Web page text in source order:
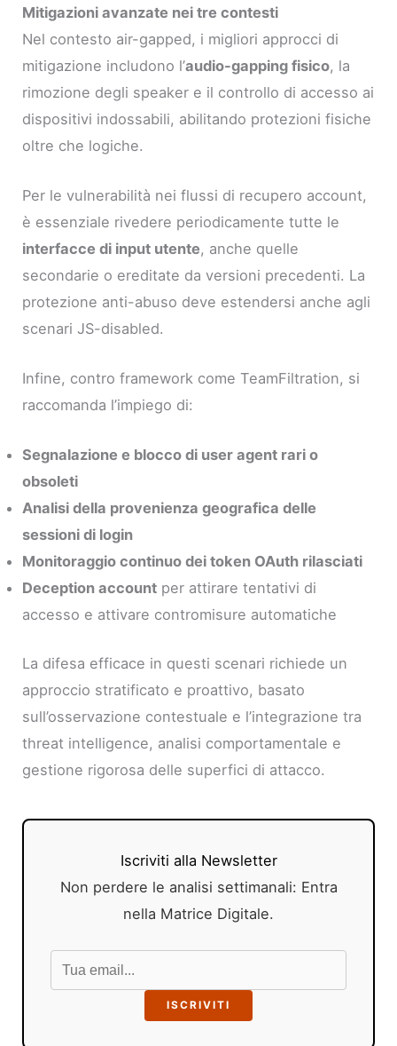
Mitigazioni avanzate nei tre contesti
Nel contesto air-gapped, i migliori approcci di
mitigazione includono l’audio-gapping fisico, la
rimozione degli speaker e il controllo di accesso ai
dispositivi indossabili, abilitando protezioni fisiche
oltre che logiche.
Per le vulnerabilità nei flussi di recupero account,
è essenziale rivedere periodicamente tutte le
interfacce di input utente, anche quelle
secondarie o ereditate da versioni precedenti. La
protezione anti-abuso deve estendersi anche agli
scenari JS-disabled.
Infine, contro framework come TeamFiltration, si
raccomanda l’impiego di:
Segnalazione e blocco di user agent rari o
obsoleti
Analisi della provenienza geografica delle
sessioni di login
Monitoraggio continuo dei token OAuth rilasciati
Deception account per attirare tentativi di
accesso e attivare contromisure automatiche
La difesa efficace in questi scenari richiede un
approccio stratificato e proattivo, basato
sull’osservazione contestuale e l’integrazione tra
threat intelligence, analisi comportamentale e
gestione rigorosa delle superfici di attacco.
Iscriviti alla Newsletter
Non perdere le analisi settimanali: Entra
nella Matrice Digitale.
ISCRIVITI